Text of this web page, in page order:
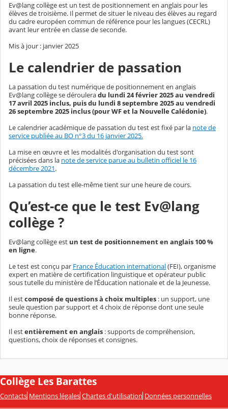
Ev@lang collège est un test de positionnement en anglais pour les
élèves de troisième. Il permet de situer le niveau des élèves au regard
du cadre européen commun de référence pour les langues (CECRL)
avant leur entrée en classe de seconde.
Mis à jour : janvier 2025
Le calendrier de passation
La passation du test numérique de positionnement en anglais
Ev@lang collège se dérouleradu lundi 24 février 2025 au vendredi
17 avril 2025 inclus, puis du lundi 8 septembre 2025 au vendredi
26 septembre 2025 inclus (pour WF et la Nouvelle Calédonie).
Le calendrier académique de passation du test est fixé par la note de
service publiée au BO n°3 du 16 janvier 2025.
La mise en œuvre et les modalités d'organisation du test sont
précisées dans la note de service parue au bulletin officiel le 16
décembre 2021.
La passation du test elle-même tient sur une heure de cours.
Qu’est-ce que le test Ev@lang
collège ?
Ev@lang collège est un test de positionnement en anglais 100 %
en ligne.
Le test est conçu par France Éducation international(FEI), organisme
expert en matière de certification linguistique et opérateur public
sous tutelle du ministère de l’Éducation nationale et de la Jeunesse.
Il estcomposé de questions à choix multiples : un support, une
seule question par support et 4 choix de réponse dont une seule
bonne réponse.
Il estentièrement en anglais : supports de compréhension,
questions, choix de réponses et consignes.
Collège Les Barattes
Contacts Mentions légales Chartes d'utilisation Données personnelles